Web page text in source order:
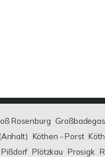
Rosenburg
Köthen - Porst
Pißdorf Plötzkau Prosigk